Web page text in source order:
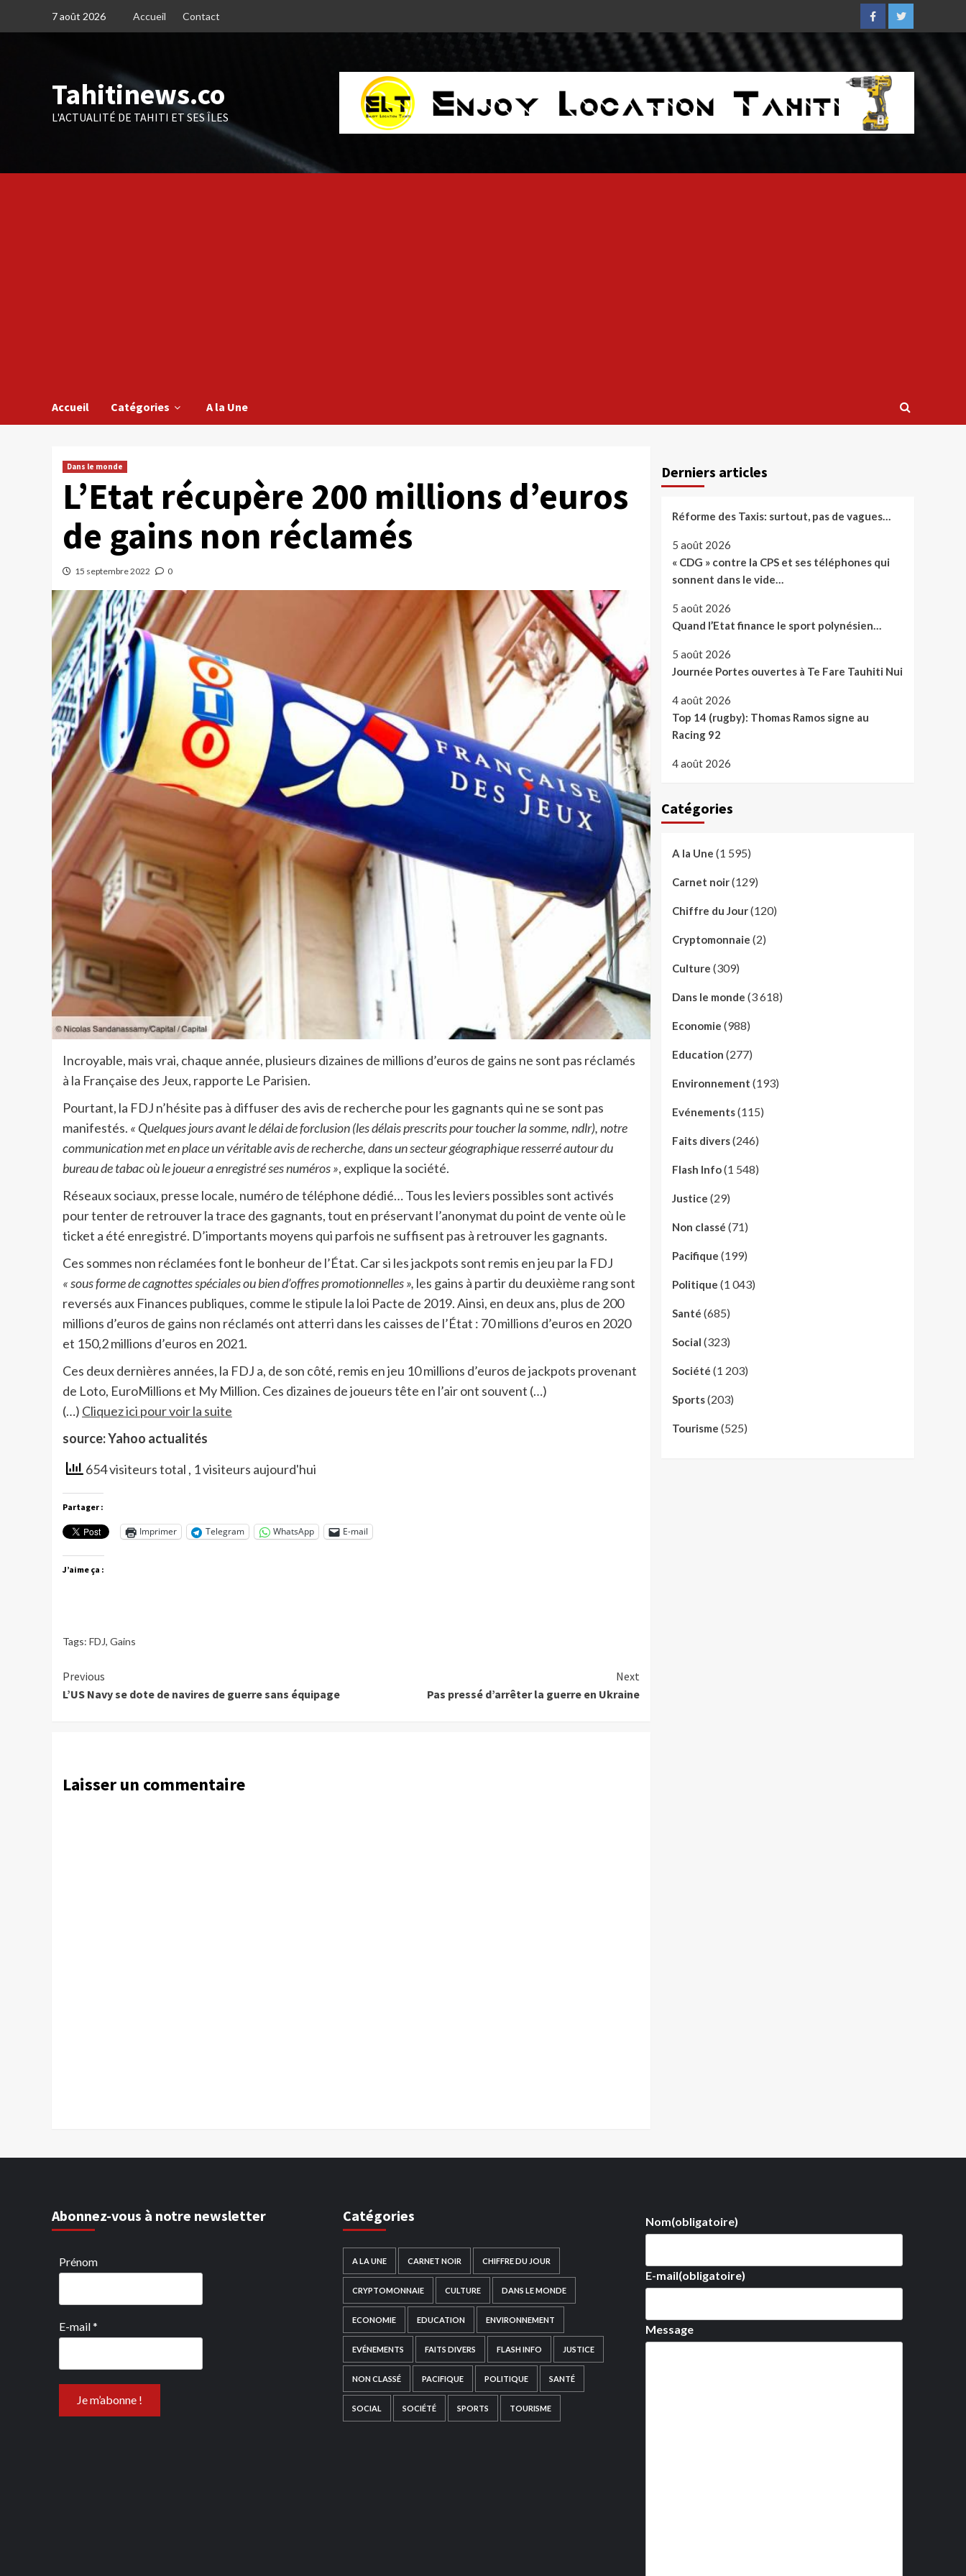
7 août 2026 Accueil Contact
FacebookTwitter
Tahitinews.co
L'ACTUALITÉ DE TAHITI ET SES ÎLES
Accueil Catégories A la Une
Dans le monde
L’Etat récupère 200 millions d’euros
de gains non réclamés
15 septembre 2022 0
Incroyable, mais vrai, chaque année, plusieurs dizaines de millions d’euros de gains ne sont pas réclamés
à la Française des Jeux, rapporte Le Parisien.
Pourtant, la FDJ n’hésite pas à diffuser des avis de recherche pour les gagnants qui ne se sont pas
manifestés. « Quelques jours avant le délai de forclusion (les délais prescrits pour toucher la somme, ndlr), notre
communication met en place un véritable avis de recherche, dans un secteur géographique resserré autour du
bureau de tabac où le joueur a enregistré ses numéros », explique la société.
Réseaux sociaux, presse locale, numéro de téléphone dédié… Tous les leviers possibles sont activés
pour tenter de retrouver la trace des gagnants, tout en préservant l’anonymat du point de vente où le
ticket a été enregistré. D’importants moyens qui parfois ne suffisent pas à retrouver les gagnants.
Ces sommes non réclamées font le bonheur de l’État. Car si les jackpots sont remis en jeu par la FDJ
« sous forme de cagnottes spéciales ou bien d’offres promotionnelles », les gains à partir du deuxième rang sont
reversés aux Finances publiques, comme le stipule la loi Pacte de 2019. Ainsi, en deux ans, plus de 200
millions d’euros de gains non réclamés ont atterri dans les caisses de l’État : 70 millions d’euros en 2020
et 150,2 millions d’euros en 2021.
Ces deux dernières années, la FDJ a, de son côté, remis en jeu 10 millions d’euros de jackpots provenant
de Loto, EuroMillions et My Million. Ces dizaines de joueurs tête en l’air ont souvent (…)
(…) Cliquez ici pour voir la suite
source: Yahoo actualités
654 visiteurs total , 1 visiteurs aujourd'hui
Partager :
Imprimer Telegram WhatsApp E-mail
J’aime ça :
Tags: FDJ, Gains
Continue
Reading
Previous
L’US Navy se dote de navires de guerre sans équipage
Next
Pas pressé d’arrêter la guerre en Ukraine
Laisser un commentaire
Derniers articles
Réforme des Taxis: surtout, pas de vagues…
5 août 2026
« CDG » contre la CPS et ses téléphones qui
sonnent dans le vide…
5 août 2026
Quand l’Etat finance le sport polynésien…
5 août 2026
Journée Portes ouvertes à Te Fare Tauhiti Nui
4 août 2026
Top 14 (rugby): Thomas Ramos signe au
Racing 92
4 août 2026
Catégories
A la Une (1 595)
Carnet noir(129)
Chiffre du Jour(120)
Cryptomonnaie (2)
Culture (309)
Dans le monde (3 618)
Economie (988)
Education (277)
Environnement (193)
Evénements(115)
Faits divers(246)
Flash Info(1 548)
Justice (29)
Non classé (71)
Pacifique (199)
Politique (1 043)
Santé (685)
Social (323)
Société (1 203)
Sports(203)
Tourisme (525)
Abonnez-vous à notre newsletter
Prénom
E-mail*
Catégories
A LA UNE CARNET NOIR CHIFFRE DU JOUR
CRYPTOMONNAIE CULTURE DANS LE MONDE
ECONOMIE EDUCATION ENVIRONNEMENT
EVÉNEMENTS FAITS DIVERS FLASH INFO JUSTICE
NON CLASSÉ PACIFIQUE POLITIQUE SANTÉ
SOCIAL SOCIÉTÉ SPORTS TOURISME
Nom(obligatoire)
E-mail(obligatoire)
Message